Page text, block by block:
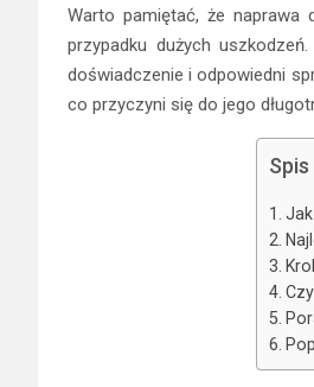
Warto pamiętać, że naprawa
przypadku dużych
doświadczenie i odpowiedni
co przyczyni się do jego